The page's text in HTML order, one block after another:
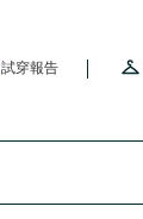
試穿報告